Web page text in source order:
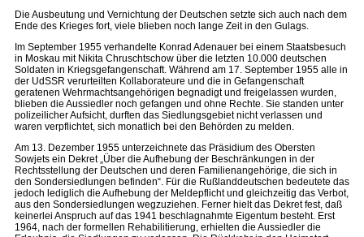
Die Ausbeutung und Vernichtung der Deutschen setzte sich auch nach dem
Ende des Krieges fort, viele blieben noch lange Zeit in den Gulags.
Im September 1955 verhandelte Konrad Adenauer bei einem Staatsbesuch
in Moskau mit Nikita Chruschtschow über die letzten 10.000 deutschen
Soldaten in Kriegsgefangenschaft. Während am 17. September 1955 alle in
der UdSSR verurteilten Kollaborateure und die in Gefangenschaft
geratenen Wehrmachtsangehörigen begnadigt und freigelassen wurden,
blieben die Aussiedler noch gefangen und ohne Rechte. Sie standen unter
polizeilicher Aufsicht, durften das Siedlungsgebiet nicht verlassen und
waren verpflichtet, sich monatlich bei den Behörden zu melden.
Am 13. Dezember 1955 unterzeichnete das Präsidium des Obersten
Sowjets ein Dekret „Über die Aufhebung der Beschränkungen in der
Rechtsstellung der Deutschen und deren Familienangehörige, die sich in
den Sondersiedlungen befinden“. Für die Rußlanddeutschen bedeutete das
jedoch lediglich die Aufhebung der Meldepflicht und gleichzeitig das Verbot,
aus den Sondersiedlungen wegzuziehen. Ferner hielt das Dekret fest, daß
keinerlei Anspruch auf das 1941 beschlagnahmte Eigentum besteht. Erst
1964, nach der formellen Rehabilitierung, erhielten die Aussiedler die